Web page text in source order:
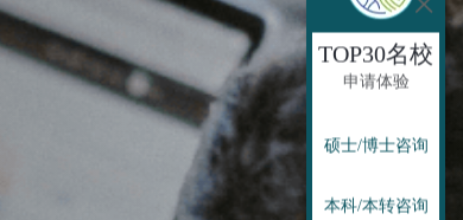
TOP30名校
申请体验
硕士/博士咨询
本科/本转咨询